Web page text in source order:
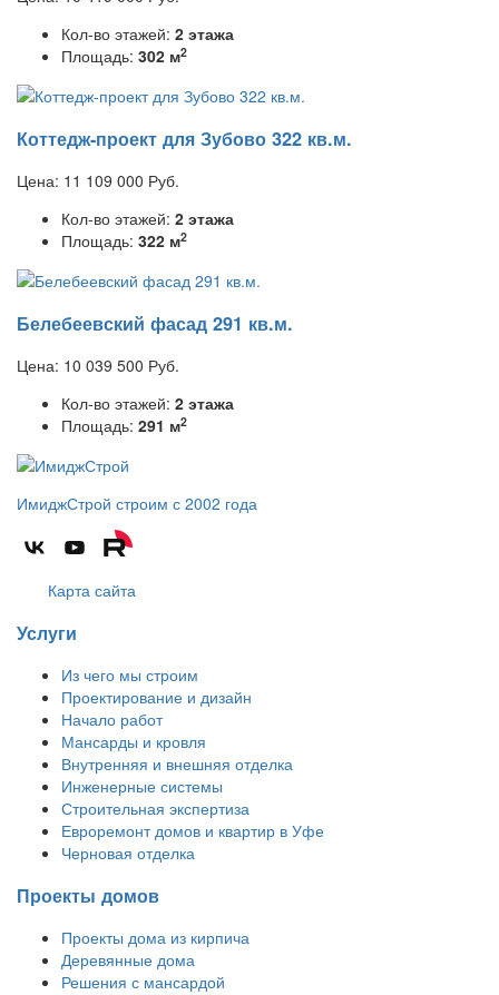
Кол-во этажей: 2 этажа
Площадь: 302 м2
Коттедж-проект для Зубово 322 кв.м.
Цена: 11 109 000 Руб.
Кол-во этажей: 2 этажа
Площадь: 322 м2
Белебеевский фасад 291 кв.м.
Цена: 10 039 500 Руб.
Кол-во этажей: 2 этажа
Площадь: 291 м2
ИмиджСтрой строим с 2002 года
Карта сайта
Услуги
Из чего мы строим
Проектирование и дизайн
Начало работ
Мансарды и кровля
Внутренняя и внешняя отделка
Инженерные системы
Строительная экспертиза
Евроремонт домов и квартир в Уфе
Черновая отделка
Проекты домов
Проекты дома из кирпича
Деревянные дома
Решения с мансардой